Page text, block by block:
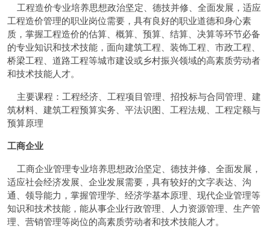
工程造价专业培养思想政治坚定、德技并修、全面发展，适应
工程造价管理的职业岗位需要，具有良好的职业道德和身心素
质，掌握工程造价的估算、概算、预算、结算、决算等环节必备
的专业知识和技术技能，面向建筑工程、装饰工程、市政工程、
桥梁工程、道路工程等城市建设或乡村振兴领域的高素质劳动者
和技术技能人才。
主要课程：工程经济、工程项目管理、招投标与合同管理、建
筑材料、建筑工程预算实务、平法识图、工程法规、工程定额与
预算原理
工商企业
工商企业管理专业培养思想政治坚定、德技并修、全面发展，
适应社会经济发展、企业发展需要，具有较好的文字表达、沟
通、领导能力，掌握管理学、经济学基本原理、现代企业管理等
知识和技术技能，能从事企业行政管理、人力资源管理、生产管
理、营销管理等岗位的高素质劳动者和技术技能人才。